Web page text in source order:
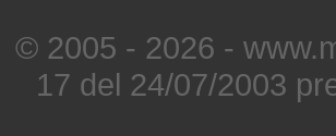
© 2005 - 2026 -
17 del 24/07/2003